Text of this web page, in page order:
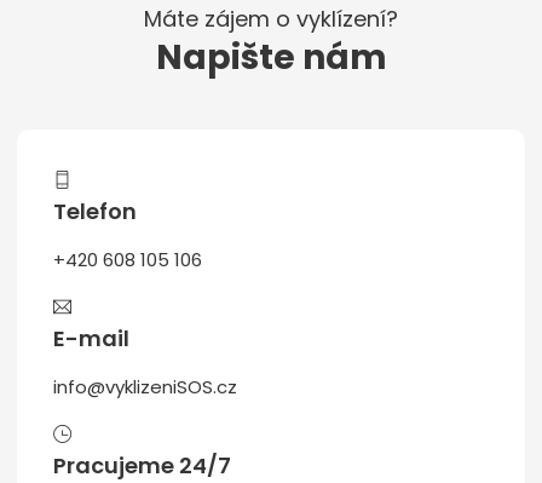
Máte zájem o vyklízení?
Napište nám
Telefon
+420 608 105 106
E-mail
info@vyklizeniSOS.cz
Pracujeme 24/7